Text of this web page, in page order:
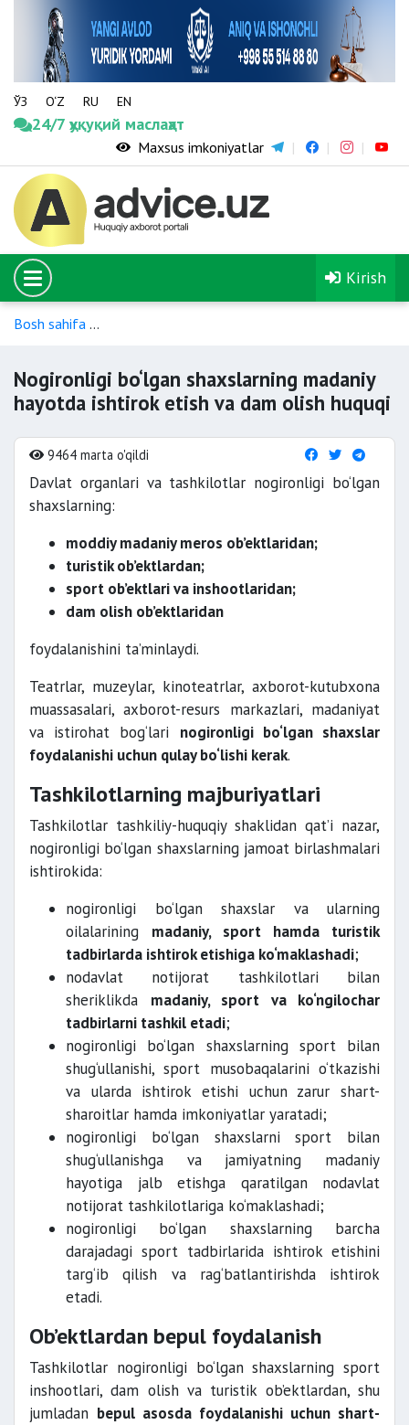
ЎЗ O‘Z RU EN
24/7 ҳуқуқий маслаҳат
Maxsus imkoniyatlar
Kirish
Bosh sahifa
Nogironligi bo‘lgan shaxslarning madaniy
hayotda ishtirok etish va dam olish huquqi
9464 marta o'qildi
Davlat organlari va tashkilotlar nogironligi bo‘lgan
shaxslarning:
moddiy madaniy meros ob’ektlaridan;
turistik ob’ektlardan;
sport ob’ektlari va inshootlaridan;
dam olish ob’ektlaridan
foydalanishini ta’minlaydi.
Teatrlar, muzeylar, kinoteatrlar, axborot-kutubxona
muassasalari, axborot-resurs markazlari, madaniyat
va istirohat bog‘lari nogironligi bo‘lgan shaxslar
foydalanishi uchun qulay bo‘lishi kerak.
Tashkilotlarning majburiyatlari
Tashkilotlar tashkiliy-huquqiy shaklidan qat’i nazar,
nogironligi bo‘lgan shaxslarning jamoat birlashmalari
ishtirokida:
nogironligi bo‘lgan shaxslar va ularning
oilalarining madaniy, sport hamda turistik
tadbirlarda ishtirok etishiga ko‘maklashadi;
nodavlat notijorat tashkilotlari bilan
sheriklikda madaniy, sport va ko‘ngilochar
tadbirlarni tashkil etadi;
nogironligi bo‘lgan shaxslarning sport bilan
shug‘ullanishi, sport musobaqalarini o‘tkazishi
va ularda ishtirok etishi uchun zarur shart-
sharoitlar hamda imkoniyatlar yaratadi;
nogironligi bo‘lgan shaxslarni sport bilan
shug‘ullanishga va jamiyatning madaniy
hayotiga jalb etishga qaratilgan nodavlat
notijorat tashkilotlariga ko‘maklashadi;
nogironligi bo‘lgan shaxslarning barcha
darajadagi sport tadbirlarida ishtirok etishini
targ‘ib qilish va rag‘batlantirishda ishtirok
etadi.
Ob’ektlardan bepul foydalanish
Tashkilotlar nogironligi bo‘lgan shaxslarning sport
inshootlari, dam olish va turistik ob’ektlardan, shu
jumladan bepul asosda foydalanishi uchun shart-